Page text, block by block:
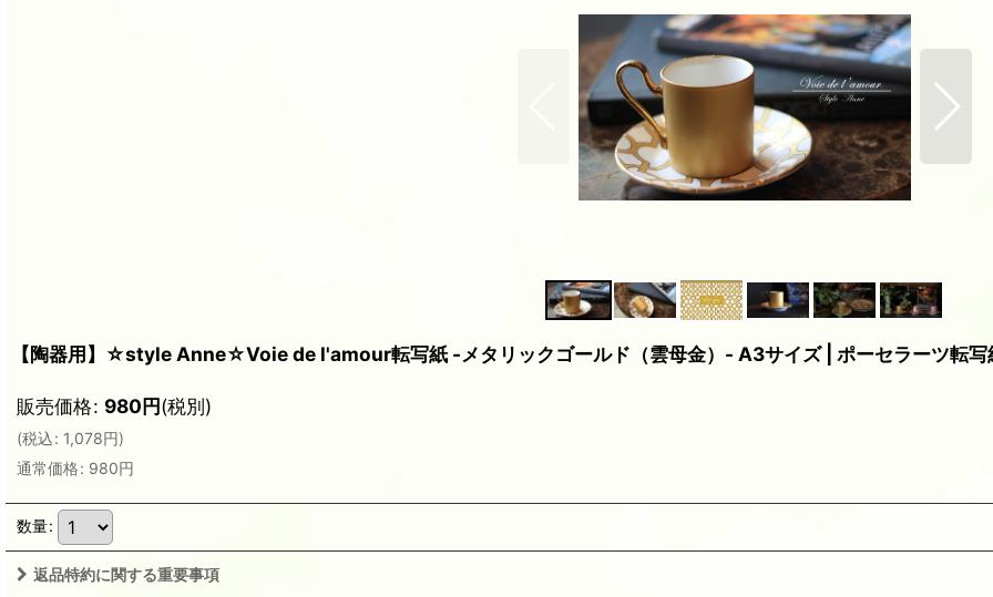
【陶器用】☆style Anne☆Voie de l'amour転写紙 -メタリックゴールド（雲母金）- A3サイズ | ポーセラーツ転写
販売価格: 980円(税別)
(税込: 1,078円)
通常価格: 980円
数量:
返品特約に関する重要事項